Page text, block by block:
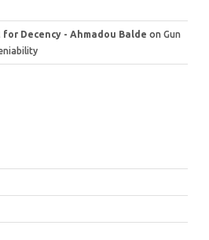
Decency - Ahmadou Balde on Gun